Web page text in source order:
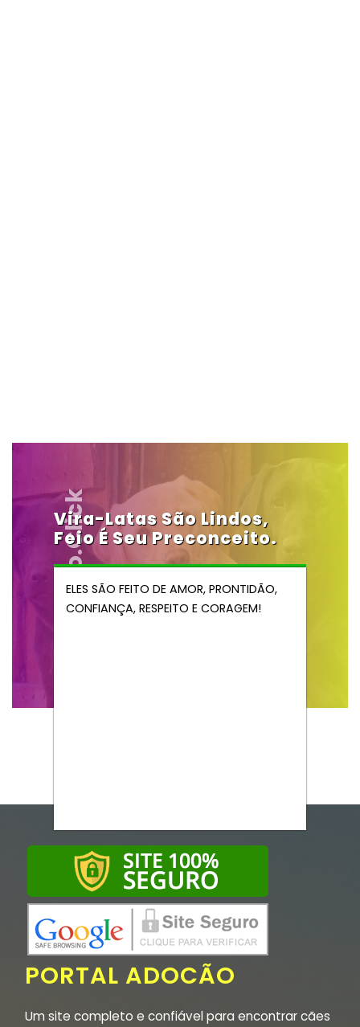
Vendocao.click
Vira-Latas São Lindos,
Feio É Seu Preconceito.
ELES SÃO FEITO DE AMOR, PRONTIDÃO,
CONFIANÇA, RESPEITO E CORAGEM!
PORTAL ADOCÃO
Um site completo e confiável para encontrar cães